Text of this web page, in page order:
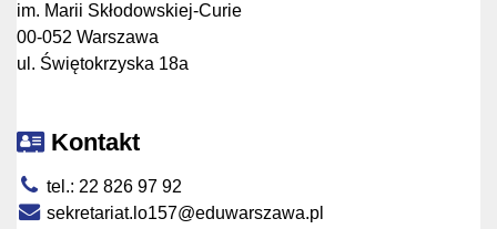
im. Marii Skłodowskiej-Curie
00-052 Warszawa
ul. Świętokrzyska 18a
Kontakt
tel.: 22 826 97 92
sekretariat.lo157@eduwarszawa.pl